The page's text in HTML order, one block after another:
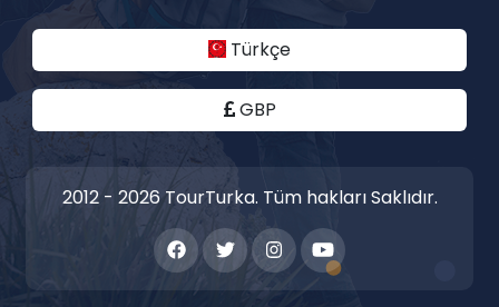
Türkçe
GBP
2012 - 2026 TourTurka. Tüm hakları Saklıdır.